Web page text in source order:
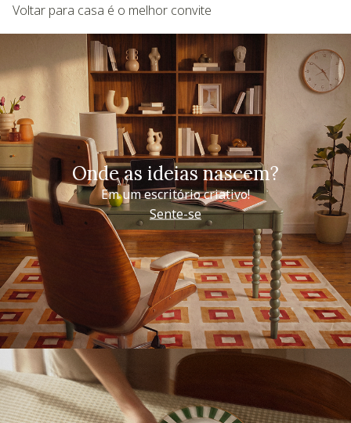
Voltar para casa é o melhor convite
Onde as ideias nascem?
Em um escritório criativo!
Sente-se